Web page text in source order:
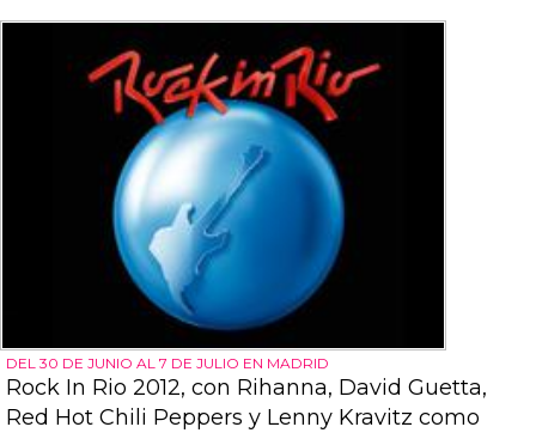
DEL 30 DE JUNIO AL 7 DE JULIO EN MADRID
Rock In Rio 2012, con Rihanna, David Guetta,
Red Hot Chili Peppers y Lenny Kravitz como